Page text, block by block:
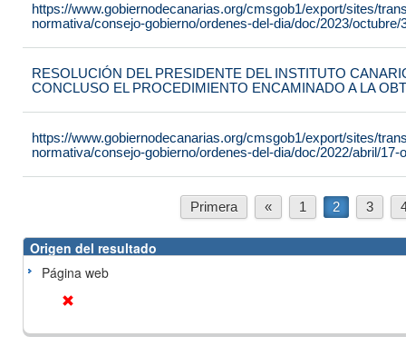
https://www.gobiernodecanarias.org/cmsgob1/export/sites/
normativa/consejo-gobierno/ordenes-del-dia/doc/2023/
RESOLUCIÓN DEL PRESIDENTE DEL INSTITUTO
CONCLUSO EL PROCEDIMIENTO ENCAMINADO A LA
https://www.gobiernodecanarias.org/cmsgob1/export/sites/
normativa/consejo-gobierno/ordenes-del-dia/doc/2022/abril/17-
Primera « 1 2 3
Origen del resultado
Página web